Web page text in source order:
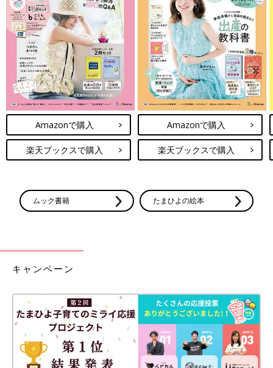
後何年くらいこれが続くのだろうか…
福岡県在住のイラストレーター・漫画家。
在宅で働きながら家事・育児やっとります。
各種SNSで漫画やイラスト載せてます。
よかったらフォロー・チャンネル登録どうぞ。
●ヨメさんが管理してるインスタ
@maruru.papa
●細々やってるTwitter
@SHUCREAMS
Amazonで購入
楽天ブックスで購入
Amazonで購入
楽天ブックスで購入
ムック書籍 たまひよの絵本
キャンペーン